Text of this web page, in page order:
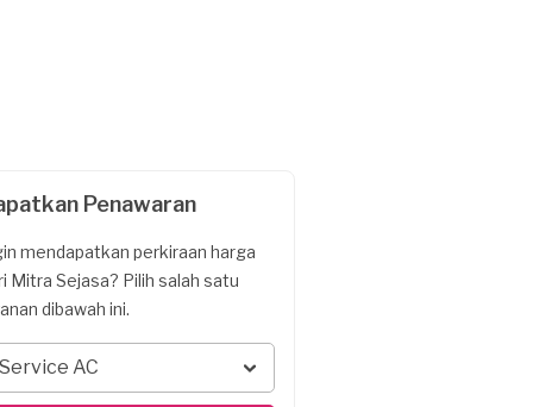
Penawaran
mendapatkan perkiraan harga
Mitra Sejasa? Pilih salah satu
dibawah ini.
Service AC